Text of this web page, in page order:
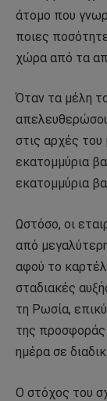
άτομο που
ποιες
χώρα από τα
Όταν τα μέλη
στις αρχές
εκατομμύρια
εκατομμύρια
Ωστόσο, οι
από
αφού το
σταδιακές
τη Ρωσία,
της προσφοράς
ημέρα σε
Ο στόχος του